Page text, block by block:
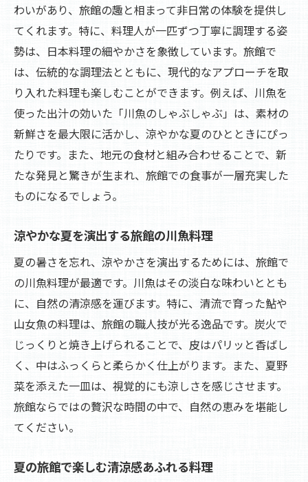
わいがあり、旅館の趣と相まって非日常の体験を提供し
てくれます。特に、料理人が一匹ずつ丁寧に調理する姿
勢は、日本料理の細やかさを象徴しています。旅館で
は、伝統的な調理法とともに、現代的なアプローチを取
り入れた料理も楽しむことができます。例えば、川魚を
使った出汁の効いた「川魚のしゃぶしゃぶ」は、素材の
新鮮さを最大限に活かし、涼やかな夏のひとときにぴっ
たりです。また、地元の食材と組み合わせることで、新
たな発見と驚きが生まれ、旅館での食事が一層充実した
ものになるでしょう。
涼やかな夏を演出する旅館の川魚料理
夏の暑さを忘れ、涼やかさを演出するためには、旅館で
の川魚料理が最適です。川魚はその淡白な味わいととも
に、自然の清涼感を運びます。特に、清流で育った鮎や
山女魚の料理は、旅館の職人技が光る逸品です。炭火で
じっくりと焼き上げられることで、皮はパリッと香ばし
く、中はふっくらと柔らかく仕上がります。また、夏野
菜を添えた一皿は、視覚的にも涼しさを感じさせます。
旅館ならではの贅沢な時間の中で、自然の恵みを堪能し
てください。
夏の旅館で楽しむ清涼感あふれる料理